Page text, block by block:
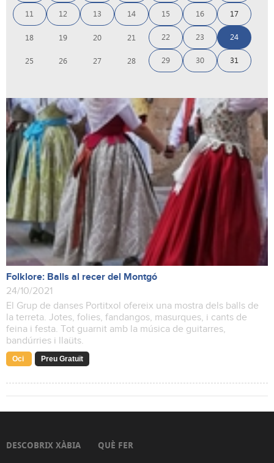
11 12 13 14 15 16 17
18 19 20 21 22 23 24
25 26 27 28 29 30 31
Folklore: Balls al recer del Montgó
24/10/2021
El Grup de danses Portitxol ofereix una mostra dels balls de
la terreta. Jotes, folies, fandangos, masurques, i cants de
feina i festa. Tot guarnit amb la música de guitarres,
bandúrries i llaüts.
Oci Preu Gratuït
DESCOBRIX XÀBIA QUÈ FER